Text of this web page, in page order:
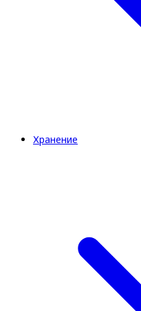
Хранение